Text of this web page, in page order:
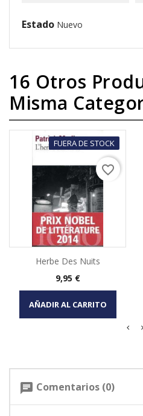
Estado Nuevo
16 Otros
Misma
FUERA DE STOCK
Herbe Des Nuits
Precio
9,95 €
AÑADIR AL CARRITO
favorite_border
chat Comentarios (0)